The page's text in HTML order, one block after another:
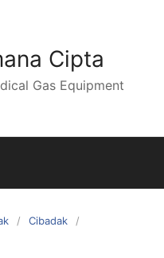
Cipta
Gas Equipment
Cibadak